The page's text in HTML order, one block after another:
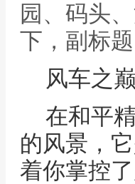
园、码头
下，副标
风车之
在和平
的风景，
着你掌控